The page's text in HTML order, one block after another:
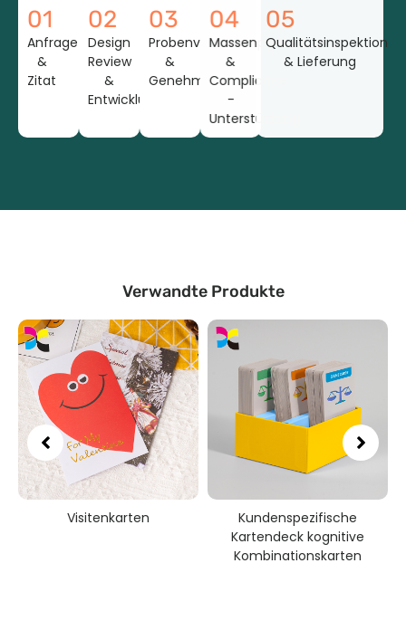
01
Anfrage
&
Zitat
02
Design
Review
&
Entwicklung
03
Probenvorbereitung
&
Genehmigung
04
Massenproduktion
&
Compliance
-
Unterstützung
05
Qualitätsinspektion
& Lieferung
Verwandte Produkte
Visitenkarten
Kundenspezifische
Kartendeck kognitive
Kombinationskarten